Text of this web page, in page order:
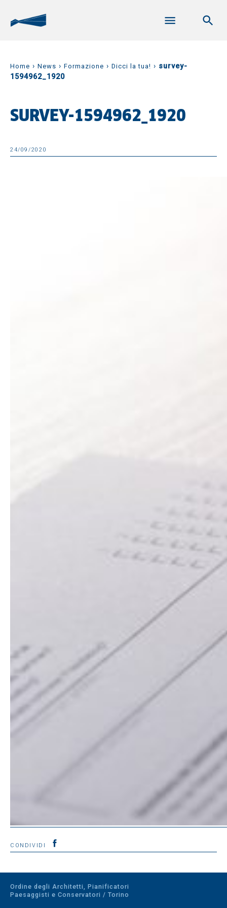
Home › News › Formazione › Dicci la tua! › survey-
1594962_1920
SURVEY-1594962_1920
24/09/2020
CONDIVIDI
Ordine degli Architetti, Pianificatori
Paesaggisti e Conservatori / Torino